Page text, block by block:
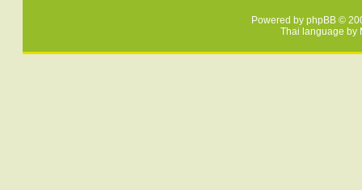
Powered by phpBB ©
Thai language by